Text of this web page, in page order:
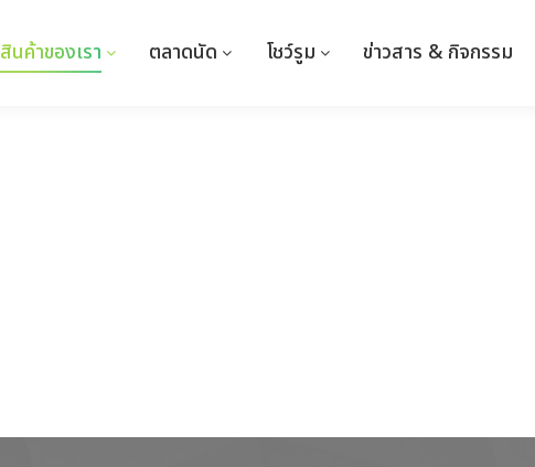
สินค้าของเรา ตลาดนัด โชว์รูม ข่าวสาร & กิจกรรม
สินค้าของเรา ตลาดนัด โชว์รูม ข่าวสาร & กิจกรรม